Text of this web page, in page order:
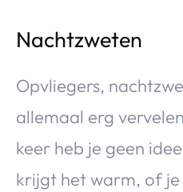
Nachtzweten
Opvliegers,
allemaal erg
keer heb je geen
krijgt het warm, of